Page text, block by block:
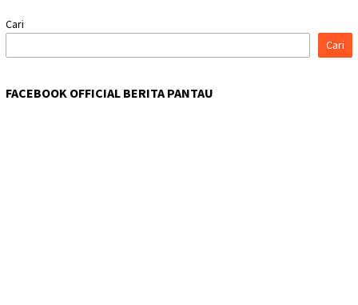
Cari
Cari
FACEBOOK OFFICIAL BERITA PANTAU